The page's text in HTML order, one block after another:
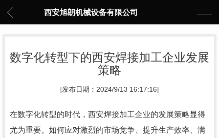
西安旭朗机械设备有限公司
数字化转型下的西安焊接加工企业发展
策略
[发布日期：2024/9/13 16:17:16]
在数字化转型的时代，西安焊接加工企业的发展策略显得
尤为重要。如何应对激烈的市场竞争、提升生产效率、满